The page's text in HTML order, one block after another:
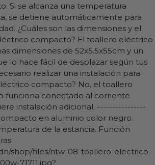
Si se alcanza una temperatura
se detiene automáticamente para
¿Cuáles son las dimensiones y el
compacto? El toallero eléctrico
dimensiones de 52x5.5x55cm y un
lo hace fácil de desplazar según tus
realizar una instalación para
compacto? No, el toallero
funciona conectado al corriente
instalación adicional. ----------------
en aluminio color negro.
de la estancia. Función
shop/files/ntw-08-toallero-electrico-
71711.jpg?